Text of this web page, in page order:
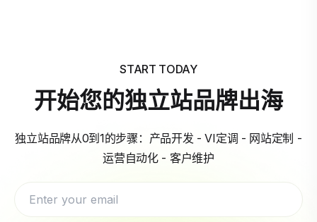
START TODAY
开始您的独立站品牌出海
独立站品牌从0到1的步骤：产品开发 - VI定调 - 网站定制 -
运营自动化 - 客户维护